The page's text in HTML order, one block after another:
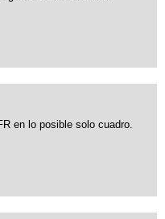
en lo posible solo cuadro.